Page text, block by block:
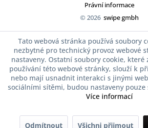
Právní informace
© 2026 swipe gmbh
Tato webová stránka používá soubory
nezbytné pro technický provoz webové
nastaveny. Ostatní soubory cookie,
používání této webové stránky, slouží k
nebo mají usnadnit interakci s jinými
sociálními sítěmi, budou nastaveny pouze
Více informací
Odmítnout Všichni přijmout